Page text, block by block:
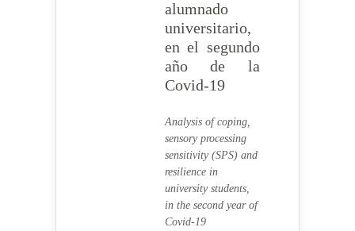
alumnado
universitario,
en el segundo
año de la
Covid-19
Analysis of coping,
sensory processing
sensitivity (SPS) and
resilience in
university students,
in the second year of
Covid-19